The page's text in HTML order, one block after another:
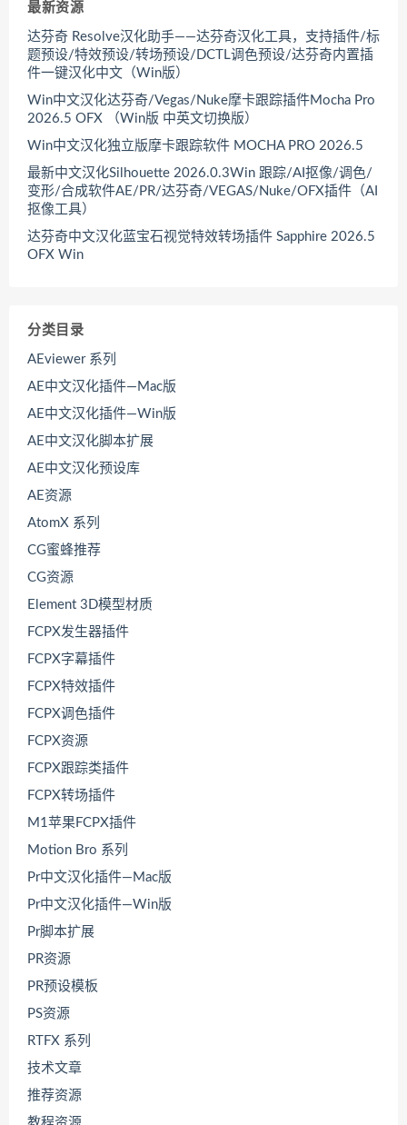
最新资源
达芬奇 Resolve汉化助手——达芬奇汉化工具，支持插件/标
题预设/特效预设/转场预设/DCTL调色预设/达芬奇内置插
件一键汉化中文（Win版）
Win中文汉化达芬奇/Vegas/Nuke摩卡跟踪插件Mocha Pro
2026.5 OFX （Win版 中英文切换版）
Win中文汉化独立版摩卡跟踪软件 MOCHA PRO 2026.5
最新中文汉化Silhouette 2026.0.3Win 跟踪/AI抠像/调色/
变形/合成软件AE/PR/达芬奇/VEGAS/Nuke/OFX插件（AI
抠像工具）
达芬奇中文汉化蓝宝石视觉特效转场插件 Sapphire 2026.5
OFX Win
分类目录
AEviewer 系列
AE中文汉化插件—Mac版
AE中文汉化插件—Win版
AE中文汉化脚本扩展
AE中文汉化预设库
AE资源
AtomX 系列
CG蜜蜂推荐
CG资源
Element 3D模型材质
FCPX发生器插件
FCPX字幕插件
FCPX特效插件
FCPX调色插件
FCPX资源
FCPX跟踪类插件
FCPX转场插件
M1苹果FCPX插件
Motion Bro 系列
Pr中文汉化插件—Mac版
Pr中文汉化插件—Win版
Pr脚本扩展
PR资源
PR预设模板
PS资源
RTFX 系列
技术文章
推荐资源